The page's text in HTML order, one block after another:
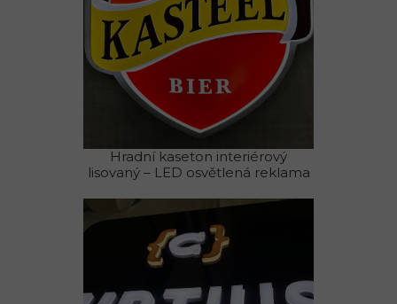
Hradní kaseton interiérový
lisovaný – LED osvětlená reklama